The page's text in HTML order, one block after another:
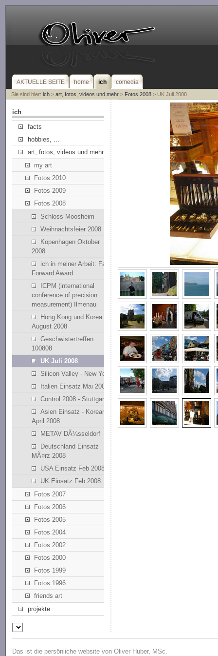
AKTUELLE SEITE home ich comedia
Sie sind hier: ich> art, fotos, videos und mehr> Fotos 2008> UK Juli 2008
ich
facts
hobbies, ...
art, fotos, videos und mehr
my art
Fotos 2010
Fotos 2009
Fotos 2008
Schloss Moosheim
Weihnachtsfeier 2008
Kopenhagen Oktober
2008
ich in meiner Arbeit: Fast
Forward Award
ICPM (international
conference of precision
measurement) Ilmenau
Hong Kong und Korea
August 2008
Geschwistertreffen
100808
UK Juli 2008
Silicon Valley - New York
Italien Einsatz Mai 2008
Control 2008 - Stuttgart
Asien Einsatz - Korean
April 2008
METAV DÃ¼sseldorf
Deutschland Einsatz
MÃ¤rz 2008
USA Einsatz Feb 2008
UK Einsatz Feb 2008
Fotos 2007
Fotos 2006
Fotos 2005
Fotos 2004
Fotos 2002
Fotos 2000
Fotos 1999
Fotos 1996
friends art
projekte
Das ist die persönliche website von Oliver Huber, MSc.